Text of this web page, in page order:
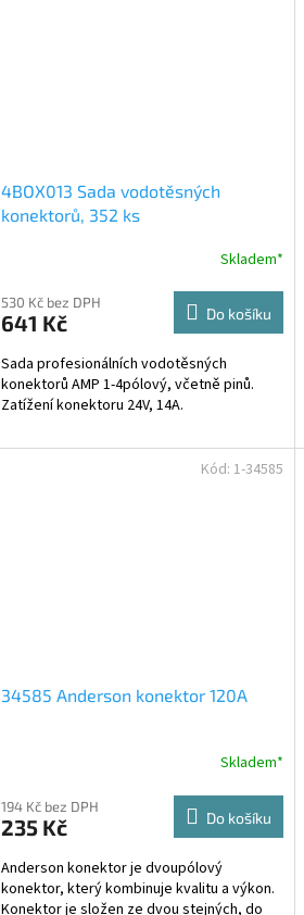
4BOX013 Sada vodotěsných
konektorů, 352 ks
Skladem*
530 Kč bez DPH
641 Kč Do košíku
Sada profesionálních vodotěsných
konektorů AMP 1-4pólový, včetně pinů.
Zatížení konektoru 24V, 14A.
34585 Anderson konektor 120A
Skladem*
194 Kč bez DPH
235 Kč Do košíku
Anderson konektor je dvoupólový
konektor, který kombinuje kvalitu a výkon.
Konektor je složen ze dvou stejných, do
Kód: 1-34585